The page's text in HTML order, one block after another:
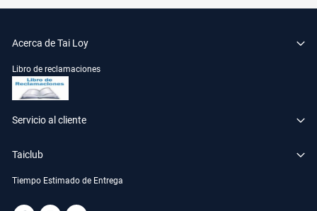
Acerca de Tai Loy
Libro de reclamaciones
Servicio al cliente
Taiclub
Tiempo Estimado de Entrega